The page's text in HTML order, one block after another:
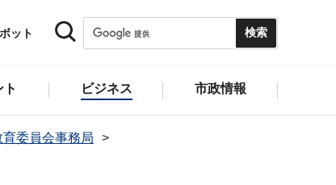
ット
ビジネス 市政情報
育委員会事務局